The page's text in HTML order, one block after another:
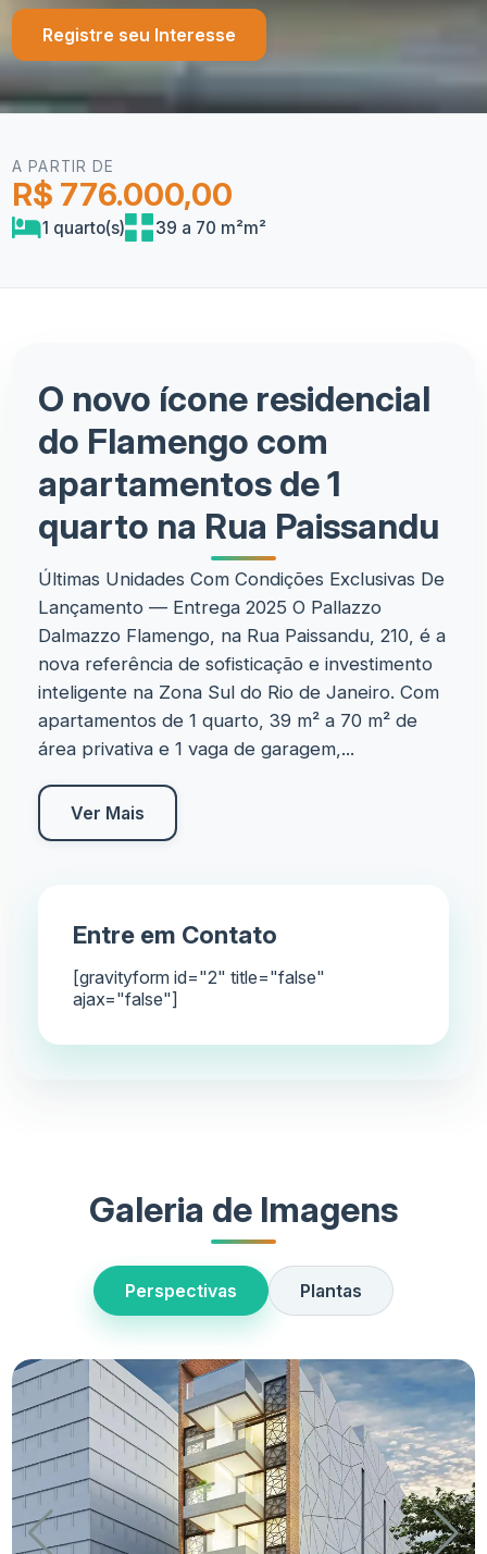
Registre seu Interesse
A PARTIR DE
R$ 776.000,00
1 quarto(s) 39 a 70 m²m²
O novo ícone residencial
do Flamengo com
apartamentos de 1
quarto na Rua Paissandu
Últimas Unidades Com Condições Exclusivas De
Lançamento — Entrega 2025 O Pallazzo
Dalmazzo Flamengo, na Rua Paissandu, 210, é a
nova referência de sofisticação e investimento
inteligente na Zona Sul do Rio de Janeiro. Com
apartamentos de 1 quarto, 39 m² a 70 m² de
área privativa e 1 vaga de garagem,...
Ver Mais
Entre em Contato
[gravityform id="2" title="false"
ajax="false"]
Galeria de Imagens
Perspectivas Plantas